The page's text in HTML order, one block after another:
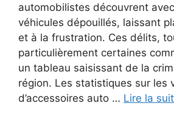
automobilistes découvrent
véhicules dépouillés, laissant
et à la frustration. Ces délits,
particulièrement certaines
un tableau saisissant de la
région. Les statistiques sur les
d’accessoires auto … Lire la